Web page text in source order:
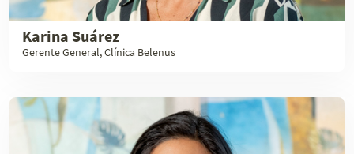
Karina Suárez
Gerente General, Clínica Belenus